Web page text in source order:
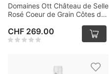
Domaines Ott Château de Selle
Rosé Coeur de Grain Côtes de
CHF 269.00